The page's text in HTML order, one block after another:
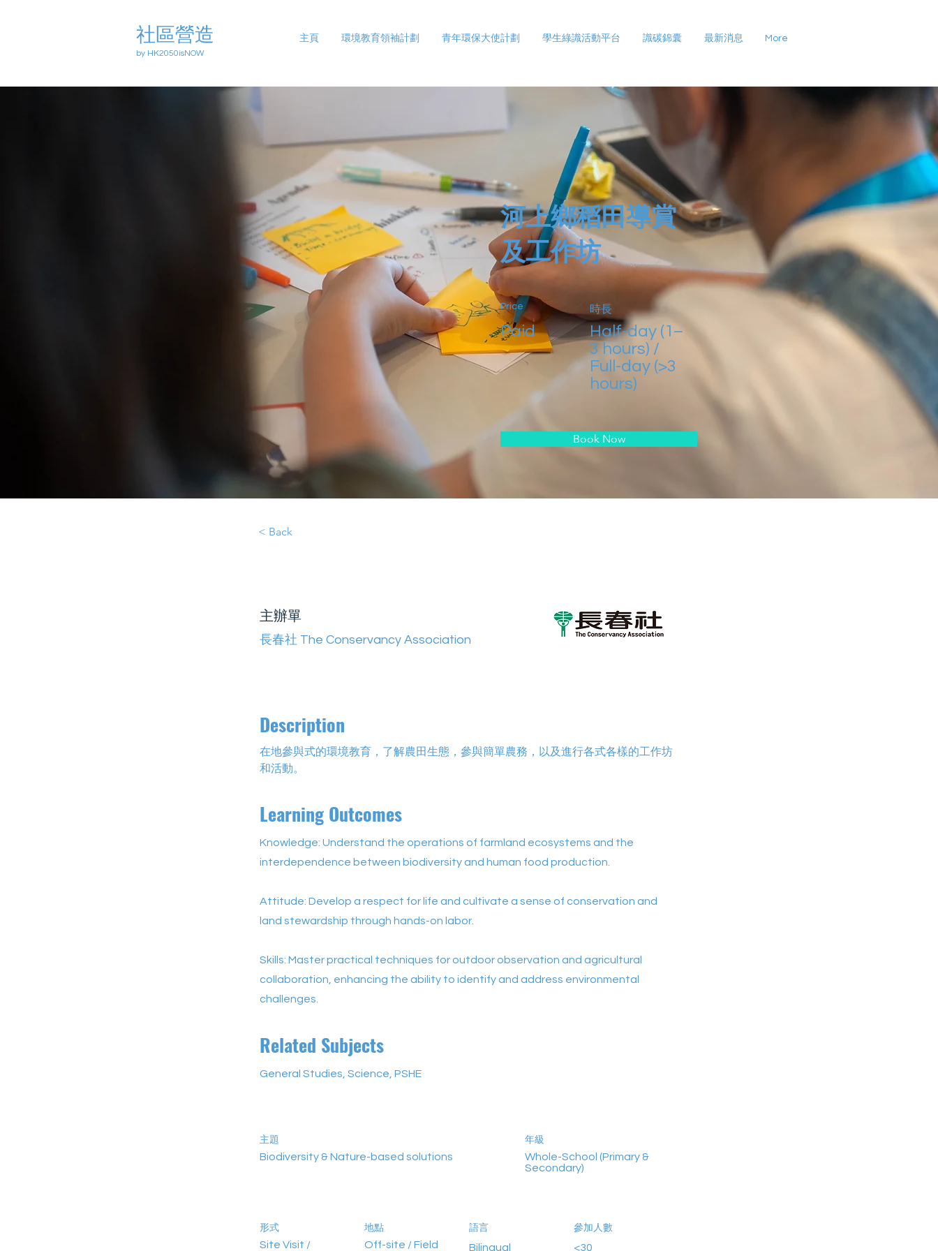
社區營造
by HK2050isNOW
主頁 環境教育領袖計劃 青年環保大使計劃 學生綠識活動平台 識碳錦囊 最新消息 More
河上鄉稻田導賞
及工作坊
Price
Paid
時長
Half-day (1–
3 hours) /
Full-day (>3
hours)
Book Now
< Back
主辦單
長春社 The Conservancy Association
Description
在地參與式的環境教育，了解農田生態，參與簡單農務，以及進行各式各樣的工作坊
和活動。
Learning Outcomes
Knowledge: Understand the operations of farmland ecosystems and the
interdependence between biodiversity and human food production.
Attitude: Develop a respect for life and cultivate a sense of conservation and
land stewardship through hands-on labor.
Skills: Master practical techniques for outdoor observation and agricultural
collaboration, enhancing the ability to identify and address environmental
challenges.
Related Subjects
General Studies, Science, PSHE
主題
Biodiversity & Nature-based solutions
年級
Whole-School (Primary &
Secondary)
形式
Site Visit /
地點
Off-site / Field
語言
Bilingual
參加人數
<30